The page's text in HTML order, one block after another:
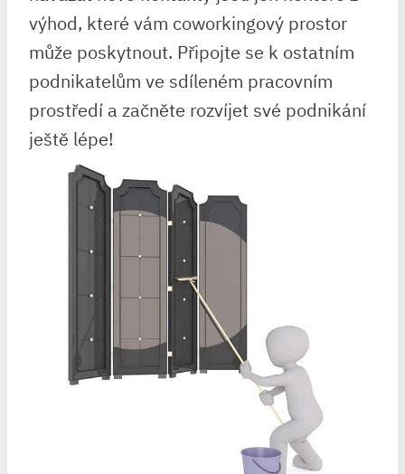
výhod, které vám coworkingový prostor
může poskytnout. Připojte se k ostatním
podnikatelům ve sdíleném pracovním
prostředí a začněte rozvíjet své podnikání
ještě lépe!